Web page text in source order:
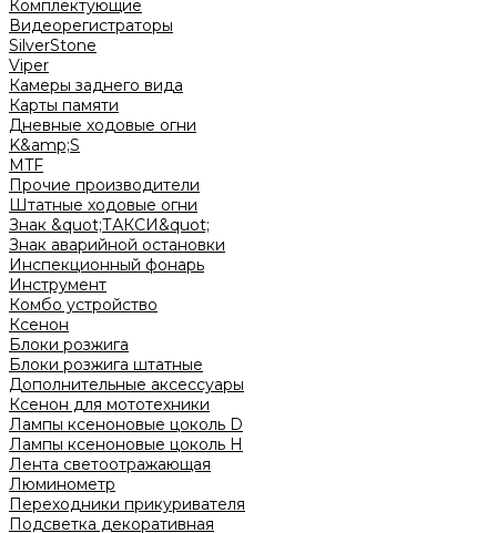
Комплектующие
Видеорегистраторы
SilverStone
Viper
Камеры заднего вида
Карты памяти
Дневные ходовые огни
K&amp;S
MTF
Прочие производители
Штатные ходовые огни
Знак &quot;ТАКСИ&quot;
Знак аварийной остановки
Инспекционный фонарь
Инструмент
Комбо устройство
Ксенон
Блоки розжига
Блоки розжига штатные
Дополнительные аксессуары
Ксенон для мототехники
Лампы ксеноновые цоколь D
Лампы ксеноновые цоколь H
Лента светоотражающая
Люминометр
Переходники прикуривателя
Подсветка декоративная